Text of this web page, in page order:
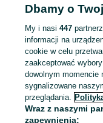
Zaloguj się lub załóż
sprzedającym
Zaloguj się / Załóż
Dbamy o
My i nasi447
informacji na
cookie w celu
zaakceptować
dowolnym momencie
sygnalizowane
przeglądania.
Wraz z naszymi
zapewnienia: